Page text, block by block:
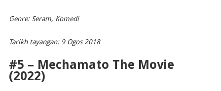
Genre: Seram, Komedi
Tarikh tayangan: 9 Ogos 2018
#5 – Mechamato The Movie
(2022)